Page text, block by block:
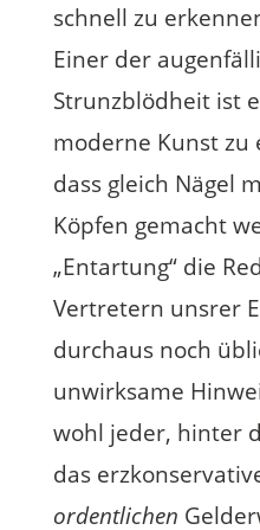
schnell zu
Einer der
Strunzblödheit ist
moderne Kunst zu
dass gleich Nägel
Köpfen gemacht
„Entartung“ die
Vertretern unsrer
durchaus noch
unwirksame
wohl jeder, hinter
das
ordentlichen